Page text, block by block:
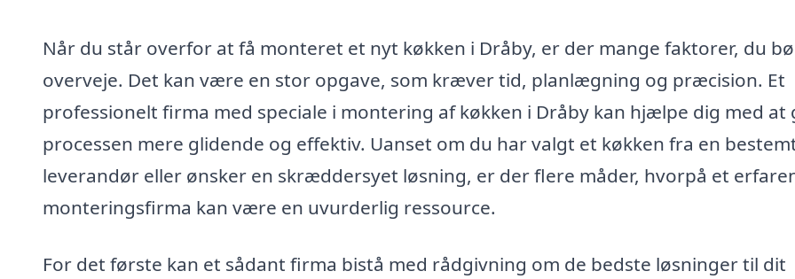
Når du står overfor at få monteret et nyt køkken i Dråby, er der mange faktorer, du
overveje. Det kan være en stor opgave, som kræver tid, planlægning og præcision. Et
professionelt firma med speciale i montering af køkken i Dråby kan hjælpe dig med at
processen mere glidende og effektiv. Uanset om du har valgt et køkken fra en
leverandør eller ønsker en skræddersyet løsning, er der flere måder, hvorpå et
monteringsfirma kan være en uvurderlig ressource.
For det første kan et sådant firma bistå med rådgivning om de bedste løsninger til dit